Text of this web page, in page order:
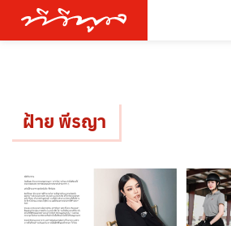
ฝ้าย พีรญา